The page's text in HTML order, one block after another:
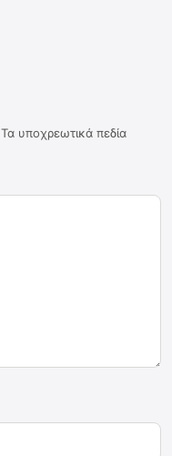
Τα υποχρεωτικά πεδία